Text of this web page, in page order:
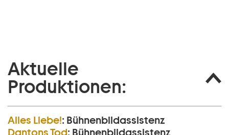
Aktuelle
Produktionen:
Alles Liebe!: Bühnenbildassistenz